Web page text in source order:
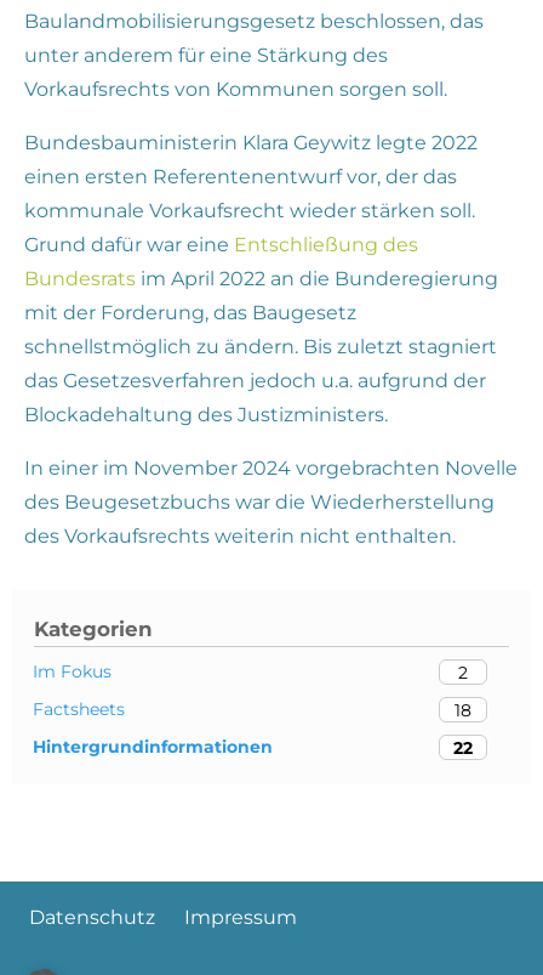
Baulandmobilisierungsgesetz beschlossen, das
unter anderem für eine Stärkung des
Vorkaufsrechts von Kommunen sorgen soll.
Bundesbauministerin Klara Geywitz legte 2022
einen ersten Referentenentwurf vor, der das
kommunale Vorkaufsrecht wieder stärken soll.
Grund dafür war eine Entschließung des
Bundesrats im April 2022 an die Bunderegierung
mit der Forderung, das Baugesetz
schnellstmöglich zu ändern. Bis zuletzt stagniert
das Gesetzesverfahren jedoch u.a. aufgrund der
Blockadehaltung des Justizministers.
In einer im November 2024 vorgebrachten Novelle
des Beugesetzbuchs war die Wiederherstellung
des Vorkaufsrechts weiterin nicht enthalten.
Kategorien
Im Fokus
2
Factsheets
18
Hintergrundinformationen
22
Datenschutz Impressum